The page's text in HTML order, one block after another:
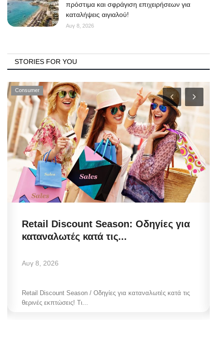
πρόστιμα και σφράγιση επιχειρήσεων για
καταλήψεις αιγιαλού!
Αυγ 8, 2026
STORIES FOR YOU
Consumer
Retail Discount Season: Οδηγίες για
καταναλωτές κατά τις...
Αυγ 8, 2026
Retail Discount Season / Οδηγίες για καταναλωτές κατά τις
θερινές εκπτώσεις! Τι...